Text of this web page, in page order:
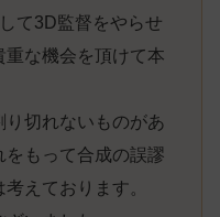
て3D監督をやらせ
な機会を頂けて本
切れないものがあ
をもって合成の誤謬
えております。